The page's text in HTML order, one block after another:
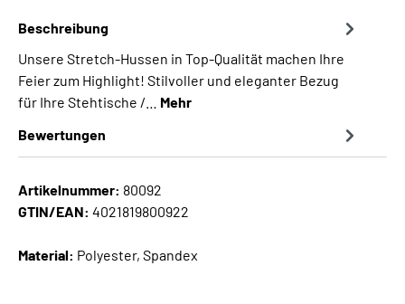
Beschreibung
Unsere Stretch-Hussen in Top-Qualität machen Ihre
Feier zum Highlight! Stilvoller und eleganter Bezug
für Ihre Stehtische /… Mehr
Bewertungen
Artikelnummer: 80092
GTIN/EAN: 4021819800922
Material: Polyester, Spandex